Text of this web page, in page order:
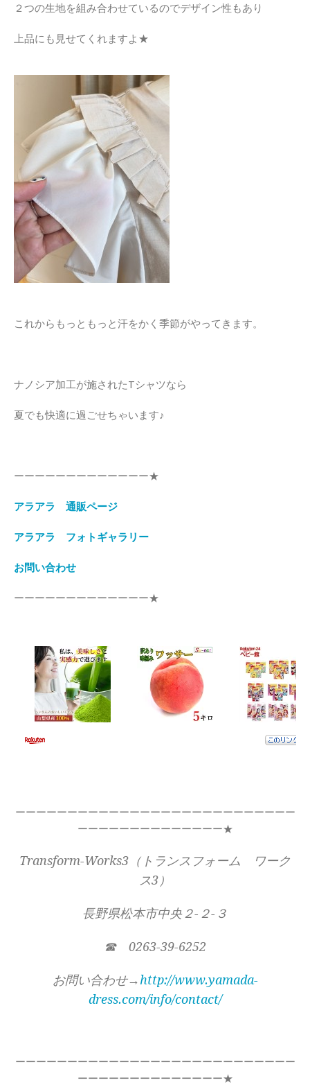
２つの生地を組み合わせているのでデザイン性もあり
上品にも見せてくれますよ★
これからもっともっと汗をかく季節がやってきます。
ナノシア加工が施されたTシャツなら
夏でも快適に過ごせちゃいます♪
ーーーーーーーーーーーーー★
アラアラ 通販ページ
アラアラ フォトギャラリー
お問い合わせ
ーーーーーーーーーーーーー★
ーーーーーーーーーーーーーーーーーーーーーーーーーーー
ーーーーーーーーーーーーーー★
Transform-Works3（トランスフォーム ワーク
ス3）
長野県松本市中央２-２-３
☎ 0263-39-6252
お問い合わせ→http://www.yamada-
dress.com/info/contact/
ーーーーーーーーーーーーーーーーーーーーーーーーーーー
ーーーーーーーーーーーーーー★